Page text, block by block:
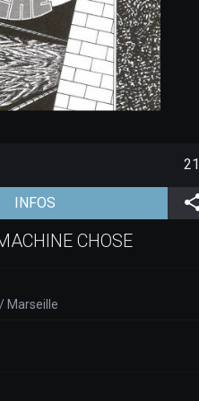
de lecture
INFOS(aller à la page de
CHOSE
Marseille